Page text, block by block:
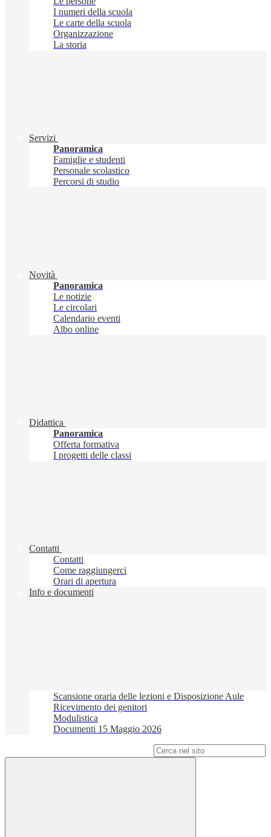
I numeri della scuola
Le carte della scuola
Organizzazione
La storia
Servizi
Panoramica
Famiglie e studenti
Personale scolastico
Percorsi di studio
Novità
Panoramica
Le notizie
Le circolari
Calendario eventi
Albo online
Didattica
Panoramica
Offerta formativa
I progetti delle classi
Contatti
Contatti
Come raggiungerci
Orari di apertura
Info e documenti
Scansione oraria delle lezioni e Disposizione Aule
Ricevimento dei genitori
Modulistica
Documenti 15 Maggio 2026